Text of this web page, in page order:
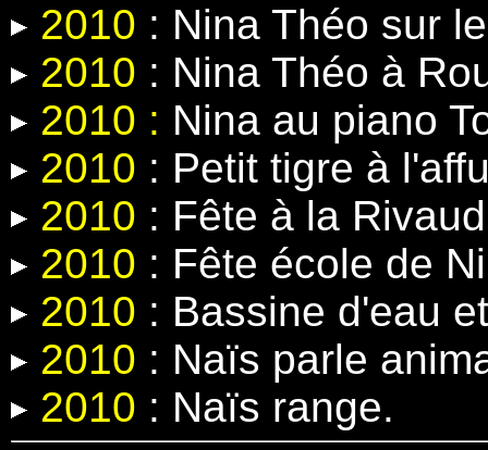
2010 : Nina Théo sur
2010 : Nina Théo à
2010 : Nina au piano
2010 : Petit tigre à
2010 : Fête à la
2010 : Fête école de
2010 : Bassine d'eau
2010 : Naïs parle
2010 : Naïs range.